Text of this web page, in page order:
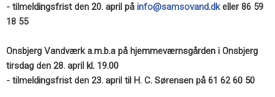
- tilmeldingsfrist den 20. april på info@samsovand.dkeller86 59
18 55
Onsbjerg Vandværk a.m.b.a på hjemmeværnsgården i Onsbjerg
tirsdag den 28. april kl. 19.00
- tilmeldingsfrist den 23. april til H. C. Sørensen på 61 62 60 50